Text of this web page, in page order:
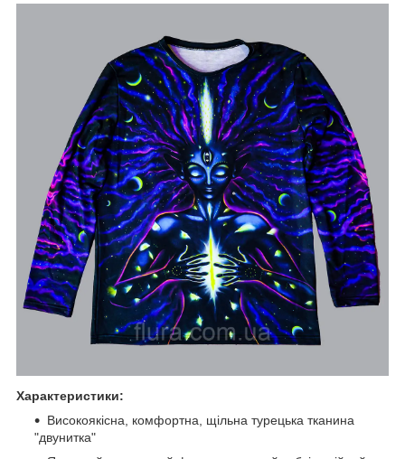
Характеристики:
Високоякісна, комфортна, щільна турецька тканина
"двунитка"